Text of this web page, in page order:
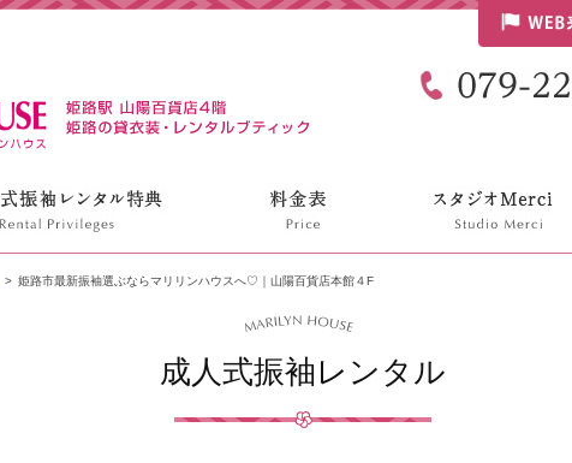
姫路市最新振袖選ぶならマリリンハウスへ♡｜山陽百貨店本館４F
成人式振袖レンタル